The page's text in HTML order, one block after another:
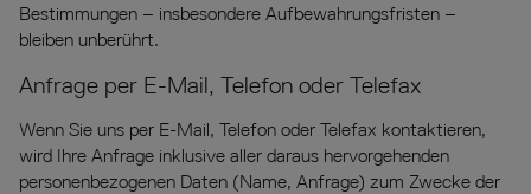
Bestimmungen – insbesondere Aufbewahrungsfristen –
bleiben unberührt.
Anfrage per E-Mail, Telefon oder Telefax
Wenn Sie uns per E-Mail, Telefon oder Telefax kontaktieren,
wird Ihre Anfrage inklusive aller daraus hervorgehenden
personenbezogenen Daten (Name, Anfrage) zum Zwecke der